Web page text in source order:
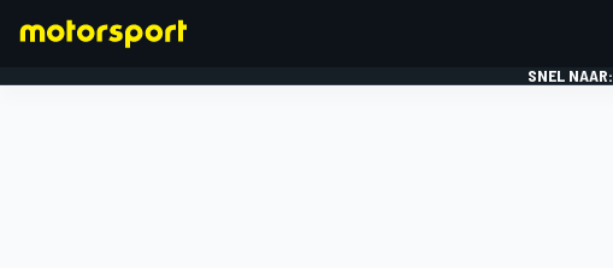
SNEL NAAR: